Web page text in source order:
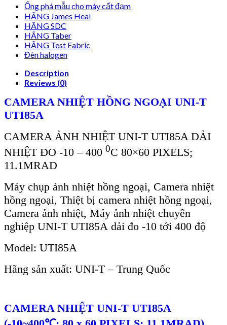
Ống phá mẫu cho máy cất đạm
HÃNG James Heal
HÃNG SDC
HÃNG Taber
HÃNG Test Fabric
Đèn halogen
Description
Reviews (0)
CAMERA NHIỆT HỒNG NGOẠI UNI-T
UTI85A
CAMERA ẢNH NHIỆT UNI-T UTI85A DẢI
NHIỆT ĐO -10 – 400 0C 80×60 PIXELS;
11.1MRAD
Máy chụp ảnh nhiệt hồng ngoại, Camera nhiệt
hồng ngoại, Thiệt bị camera nhiệt hồng ngoại,
Camera ảnh nhiệt, Máy ảnh nhiệt chuyên
nghiệp UNI-T UTI85A dải đo -10 tới 400 độ
Model: UTI85A
Hãng sản xuất: UNI-T – Trung Quốc
CAMERA NHIỆT UNI-T UTI85A